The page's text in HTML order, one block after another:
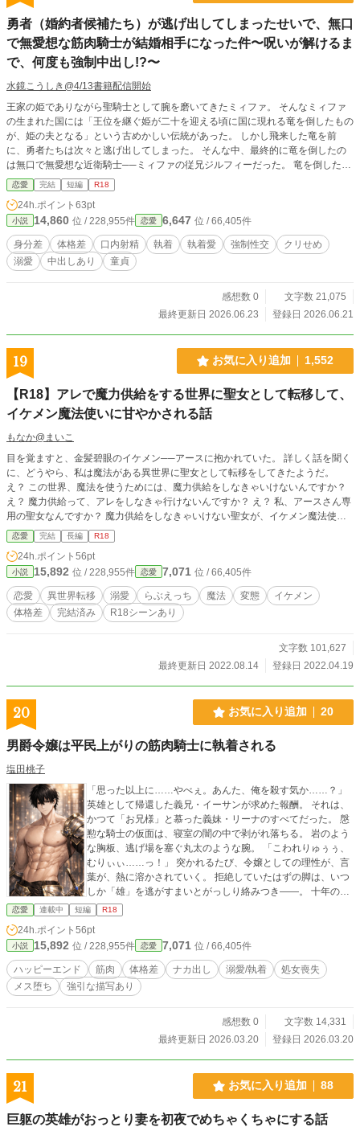
勇者（婚約者候補たち）が逃げ出してしまったせいで、無口
で無愛想な筋肉騎士が結婚相手になった件〜呪いが解けるま
で、何度も強制中出し!?〜
水鏡こうしき@4/13書籍配信開始
王家の姫でありながら聖騎士として腕を磨いてきたミィファ。 そんなミィファ
の生まれた国には「王位を継ぐ姫が二十を迎える頃に国に現れる竜を倒したもの
が、姫の夫となる」という古めかしい伝統があった。 しかし飛来した竜を前
に、勇者たちは次々と逃げ出してしまった。 そんな中、最終的に竜を倒したの
は無口で無愛想な近衛騎士──ミィファの従兄ジルフィーだった。 竜を倒した
際、竜の血を浴びてしまったジルフィーはやっかいな呪いを受けてしまう。 お
まけにその呪いを解けるのはミィファだけ。 しかもセックスをしてきっちり射
精しなければ解けないという厄介な呪いで……!? ※全3話 ※ムーンライトでも同
時掲載しておりますが、タイトル文字数の関係で「勇者（婚約者候補たち）が逃
げ出してしまったせいで、無口で無愛想な筋肉騎士が結婚相手になった件〜呪い
が解けるまで、何度も中出ししなければなりません！〜」となっており、アルフ
ァポリス版の方が若干短くなっております。
恋愛 完結 短編 R18
24h.ポイント 63pt
小説 14,860 位 / 228,955件 恋愛 6,647 位 / 66,405件
身分差 体格差 口内射精 執着 執着愛 強制性交
クリせめ
溺愛
中出しあり 童貞
感想数 0
文字数 21,075
最終更新日 2026.06.23
登録日 2026.06.21
19 お気に入り追加 1,552
【R18】アレで魔力供給をする世界に聖女として転移して、
イケメン魔法使いに甘やかされる話
もなか@まいこ
目を覚ますと、金髪碧眼のイケメン──アースに抱かれていた。 詳しく話を聞く
に、どうやら、私は魔法がある異世界に聖女として転移をしてきたようだ。
え？ この世界、魔法を使うためには、魔力供給をしなきゃいけないんですか？
え？ 魔力供給って、アレをしなきゃ行けないんですか？ え？ 私、アースさん専
用の聖女なんですか？ 魔力供給をしなきゃいけない聖女が、イケメン魔法使い
に甘やかされ、快楽の日々に溺れる物語──。 ※ｎ番煎じの魔力供給もの。18禁
シーンばかりの話です。 ※ムーンライトノベルズにも載せております。ムーン
ライトノベルズさんの方は、題名が少し変わっております。 ※ヒーローが変態
です。ヒロインはちょろいです。 R18作品です。18歳未満の方(高校生も含む)の
閲覧は、御遠慮ください。
恋愛 完結 長編 R18
24h.ポイント 56pt
小説 15,892 位 / 228,955件 恋愛 7,071 位 / 66,405件
恋愛 異世界転移 溺愛 らぶえっち 魔法 変態
イケメン
体格差
完結済み R18シーンあり
文字数 101,627
最終更新日 2022.08.14
登録日 2022.04.19
20 お気に入り追加 20
男爵令嬢は平民上がりの筋肉騎士に執着される
塩田桃子
「思った以上に……やべぇ。あんた、俺を殺す気か……？」
英雄として帰還した義兄・イーサンが求めた報酬。 それは、
かつて「お兄様」と慕った義妹・リーナのすべてだった。 慇
懃な騎士の仮面は、寝室の闇の中で剥がれ落ちる。 岩のよう
な胸板、逃げ場を塞ぐ丸太のような腕。 「こわれりゅぅぅ、
むりぃぃ……っ！」 突かれるたび、令嬢としての理性が、言
葉が、熱に溶かされていく。 拒絶していたはずの脚は、いつ
しか「雄」を逃がすまいとがっしり絡みつき――。 十年の渇
望をナカまで注ぎ込まれる、逃げ場なき受胎告知。 圧倒的な
筋肉の質量に抱き潰されるお話。
恋愛 連載中 短編 R18
24h.ポイント 56pt
小説 15,892 位 / 228,955件 恋愛 7,071 位 / 66,405件
ハッピーエンド 筋肉 体格差 ナカ出し 溺愛/執着
処女喪失
メス堕ち
強引な描写あり
感想数 0
文字数 14,331
最終更新日 2026.03.20
登録日 2026.03.20
21 お気に入り追加 88
巨躯の英雄がおっとり妻を初夜でめちゃくちゃにする話